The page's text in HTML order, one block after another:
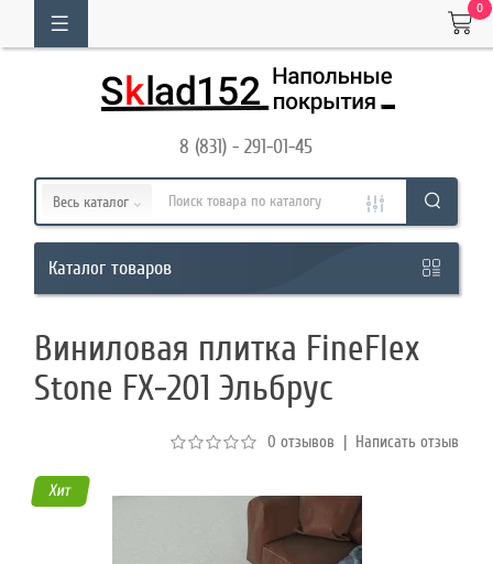
Обратный
звонок
(831)
01-
0
8 (831) - 291-01-45
Весь каталог
Каталог товаров
Виниловая плитка FineFlex
Stone FX-201 Эльбрус
0 отзывов | Написать отзыв
Хит